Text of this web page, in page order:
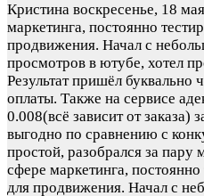
Кристина воскресенье, 18 мая
маркетинга, постоянно
продвижения. Начал с
просмотров в ютубе, хотел
Результат пришёл буквально
оплаты. Также на сервисе
0.008(всё зависит от заказа)
выгодно по сравнению с
простой, разобрался за
сфере маркетинга,
для продвижения. Начал с